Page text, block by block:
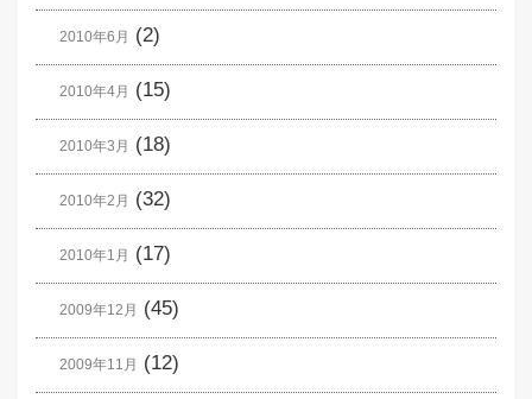
2010年6月 (2)
2010年4月 (15)
2010年3月 (18)
2010年2月 (32)
2010年1月 (17)
2009年12月 (45)
2009年11月 (12)